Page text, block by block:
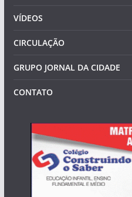
VÍDEOS
CIRCULAÇÃO
GRUPO JORNAL DA CIDADE
CONTATO